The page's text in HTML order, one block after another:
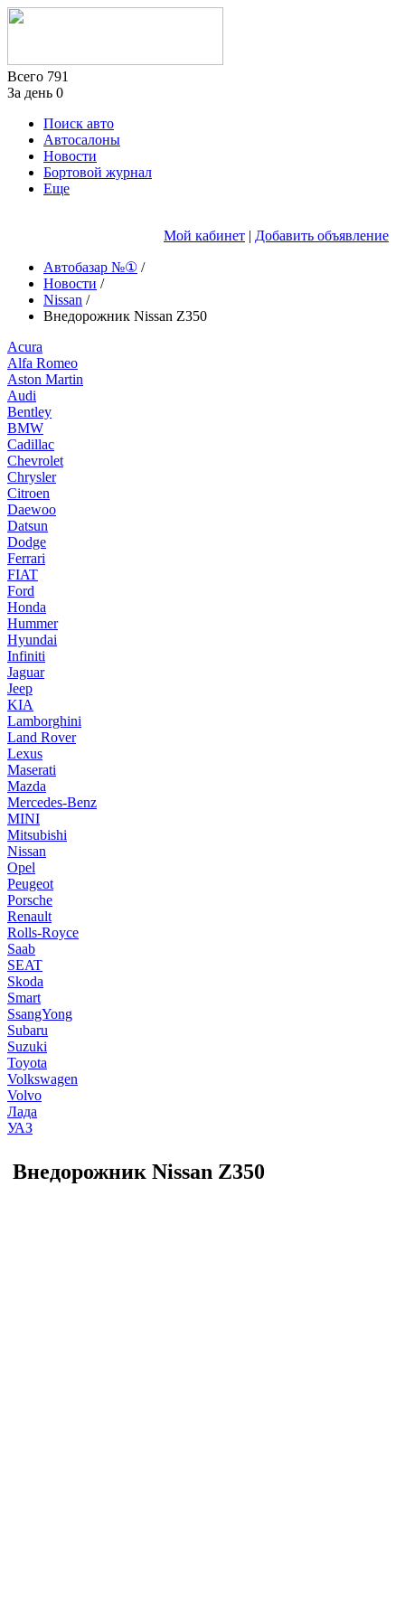
Всего 791
За день 0
Поиск авто
Автосалоны
Новости
Бортовой журнал
Еще
Мой кабинет | Добавить объявление
Автобазар №① /
Новости /
Nissan /
Внедорожник Nissan Z350
Acura
Alfa Romeo
Aston Martin
Audi
Bentley
BMW
Cadillac
Chevrolet
Chrysler
Citroen
Daewoo
Datsun
Dodge
Ferrari
FIAT
Ford
Honda
Hummer
Hyundai
Infiniti
Jaguar
Jeep
KIA
Lamborghini
Land Rover
Lexus
Maserati
Mazda
Mercedes-Benz
MINI
Mitsubishi
Nissan
Opel
Peugeot
Porsche
Renault
Rolls-Royce
Saab
SEAT
Skoda
Smart
SsangYong
Subaru
Suzuki
Toyota
Volkswagen
Volvo
Лада
УАЗ
Внедорожник Nissan Z350